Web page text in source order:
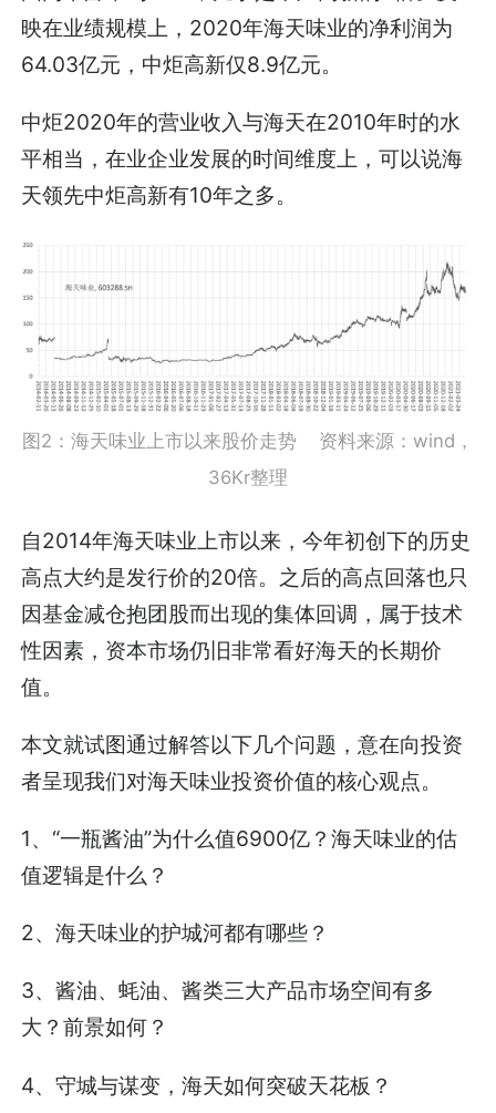
映在业绩规模上，2020年海天味业的净利润为
64.03亿元，中炬高新仅8.9亿元。
中炬2020年的营业收入与海天在2010年时的水
平相当，在业企业发展的时间维度上，可以说海
天领先中炬高新有10年之多。
图2：海天味业上市以来股价走势 资料来源：wind，
36Kr整理
自2014年海天味业上市以来，今年初创下的历史
高点大约是发行价的20倍。之后的高点回落也只
因基金减仓抱团股而出现的集体回调，属于技术
性因素，资本市场仍旧非常看好海天的长期价
值。
本文就试图通过解答以下几个问题，意在向投资
者呈现我们对海天味业投资价值的核心观点。
1、“一瓶酱油”为什么值6900亿？海天味业的估
值逻辑是什么？
2、海天味业的护城河都有哪些？
3、酱油、蚝油、酱类三大产品市场空间有多
大？前景如何？
4、守城与谋变，海天如何突破天花板？